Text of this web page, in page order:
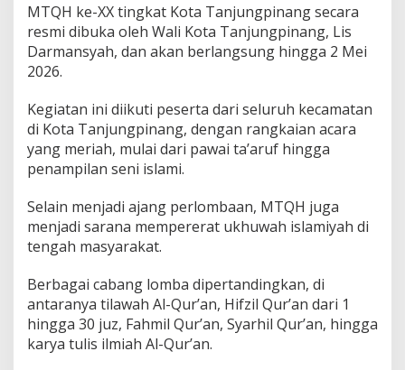
MTQH ke-XX tingkat Kota Tanjungpinang secara
resmi dibuka oleh Wali Kota Tanjungpinang, Lis
Darmansyah, dan akan berlangsung hingga 2 Mei
2026.
Kegiatan ini diikuti peserta dari seluruh kecamatan
di Kota Tanjungpinang, dengan rangkaian acara
yang meriah, mulai dari pawai ta’aruf hingga
penampilan seni islami.
Selain menjadi ajang perlombaan, MTQH juga
menjadi sarana mempererat ukhuwah islamiyah di
tengah masyarakat.
Berbagai cabang lomba dipertandingkan, di
antaranya tilawah Al-Qur’an, Hifzil Qur’an dari 1
hingga 30 juz, Fahmil Qur’an, Syarhil Qur’an, hingga
karya tulis ilmiah Al-Qur’an.